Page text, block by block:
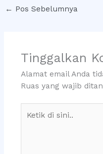
← Pos Sebelumnya
Tinggalkan
Alamat email Anda
Ruas yang wajib